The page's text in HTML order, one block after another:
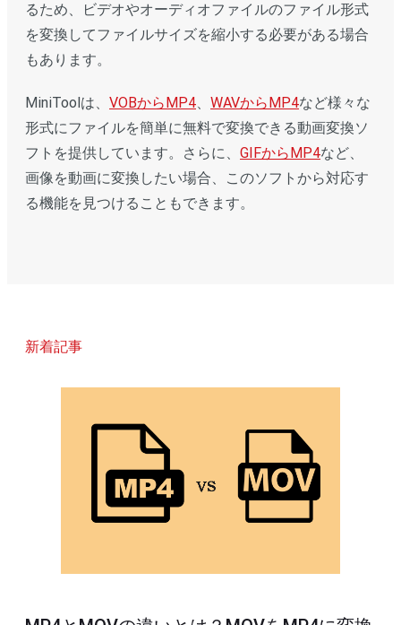
るため、ビデオやオーディオファイルのファイル形式
を変換してファイルサイズを縮小する必要がある場合
もあります。
MiniToolは、 VOBからMP4、 WAVからMP4など様々な
形式にファイルを簡単に無料で変換できる動画変換ソ
フトを提供しています。さらに、 GIFからMP4など、
画像を動画に変換したい場合、このソフトから対応す
る機能を見つけることもできます。
新着記事